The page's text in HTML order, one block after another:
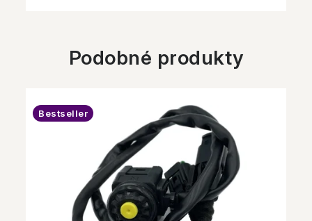
Podobné produkty
Bestseller